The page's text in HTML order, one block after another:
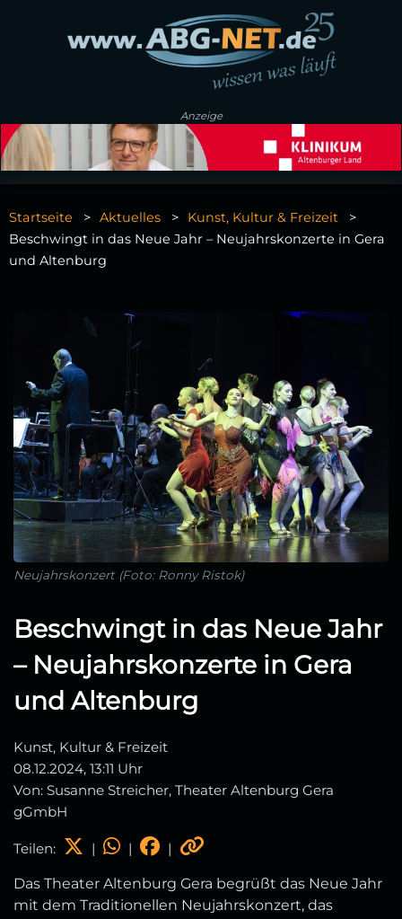
Anzeige
Startseite Aktuelles
Kunst, Kultur & Freizeit
Beschwingt in das Neue Jahr – Neujahrskonzerte in Gera
und Altenburg
Neujahrskonzert (Foto: Ronny Ristok)
Beschwingt in das Neue Jahr
– Neujahrskonzerte in Gera
und Altenburg
Kunst, Kultur & Freizeit
08.12.2024, 13:11 Uhr
Von: Susanne Streicher, Theater Altenburg Gera
gGmbH
Teilen: | | |
Das Theater Altenburg Gera begrüßt das Neue Jahr
mit dem Traditionellen Neujahrskonzert, das